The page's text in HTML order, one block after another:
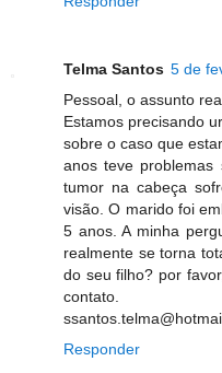
Telma Santos 5 de
Pessoal, o assunto
Estamos precisando
sobre o caso que
anos teve
tumor na cabeça
visão. O marido foi
5 anos. A minha
realmente se torna
do seu filho? por
contato.
Responder